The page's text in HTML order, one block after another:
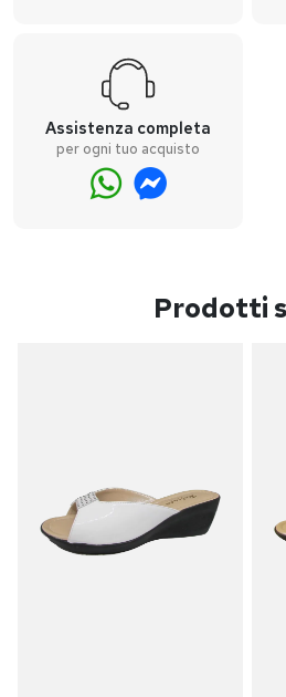
Assistenza completa
per ogni tuo acquisto
Prodotti